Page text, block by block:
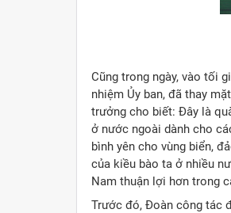
Cũng trong ngày, vào tối
nhiệm Ủy ban, đã thay
trưởng cho biết: Đây là
ở nước ngoài dành cho
bình yên cho vùng biển,
của kiều bào ta ở nhiều
Nam thuận lợi hơn trong
Trước đó, Đoàn công tác